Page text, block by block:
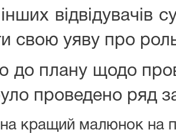
відвідувачів
свою уяву про
до плану щодо
проведено ряд
кращий малюнок на